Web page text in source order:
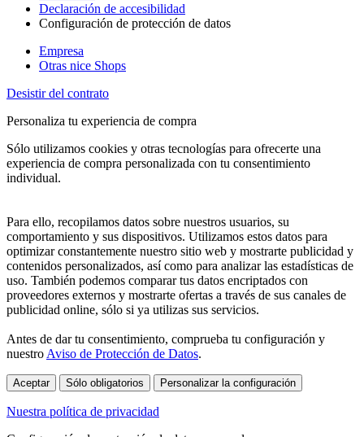
Declaración de accesibilidad
Configuración de protección de datos
Empresa
Otras nice Shops
Desistir del contrato
Personaliza tu experiencia de compra
Sólo utilizamos cookies y otras tecnologías para ofrecerte una
experiencia de compra personalizada con tu consentimiento
individual.
Para ello, recopilamos datos sobre nuestros usuarios, su
comportamiento y sus dispositivos. Utilizamos estos datos para
optimizar constantemente nuestro sitio web y mostrarte publicidad y
contenidos personalizados, así como para analizar las estadísticas de
uso. También podemos comparar tus datos encriptados con
proveedores externos y mostrarte ofertas a través de sus canales de
publicidad online, sólo si ya utilizas sus servicios.
Antes de dar tu consentimiento, comprueba tu configuración y
nuestro Aviso de Protección de Datos.
Aceptar Sólo obligatorios Personalizar la configuración
Nuestra política de privacidad